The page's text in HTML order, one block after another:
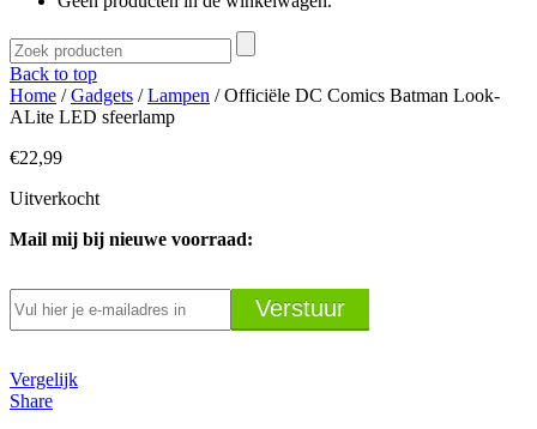
Back to top
Home /Gadgets /Lampen / Officiële DC Comics Batman Look-
ALite LED sfeerlamp
€22,99
Uitverkocht
Mail mij bij nieuwe voorraad:
Vergelijk
Share